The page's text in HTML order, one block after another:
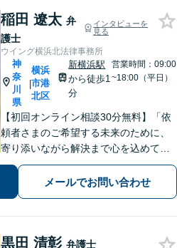
稲田 遼太 弁
護士
インタビューを
見る
ウイング横浜北法律事務所
神
奈
川
県
|
横浜
市港
北区
新横浜駅
から徒歩1
分
営業時間：09:00
~18:00（平日）
【初回オンライン相談30分無料】「依
頼者さまのご希望する未来のために、
寄り添いながら解決まで心を込めて対
応します」不動産契約や売買、家賃滞
納など不動産トラブル／離婚協議や調
停など離婚問題／相続・遺言も対応
メールでお問い合わせ
黒田 清彰 弁護士